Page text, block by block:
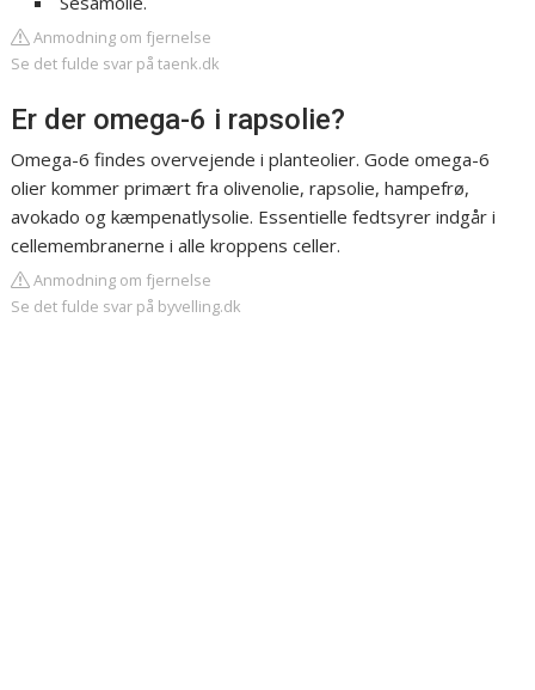
Anmodning om fjernelse
Se det fulde svar på taenk.dk
Er der omega-6 i rapsolie?
Omega-6 findes overvejende i planteolier. Gode omega-6
olier kommer primært fra olivenolie, rapsolie, hampefrø,
avokado og kæmpenatlysolie. Essentielle fedtsyrer indgår i
cellemembranerne i alle kroppens celler.
Anmodning om fjernelse
Se det fulde svar på byvelling.dk